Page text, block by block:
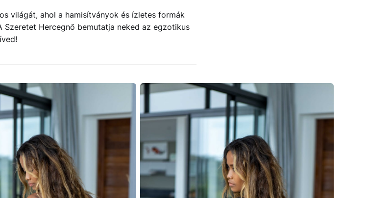
világát, ahol a hamisítványok és ízletes formák
Hercegnő bemutatja neked az egzotikus